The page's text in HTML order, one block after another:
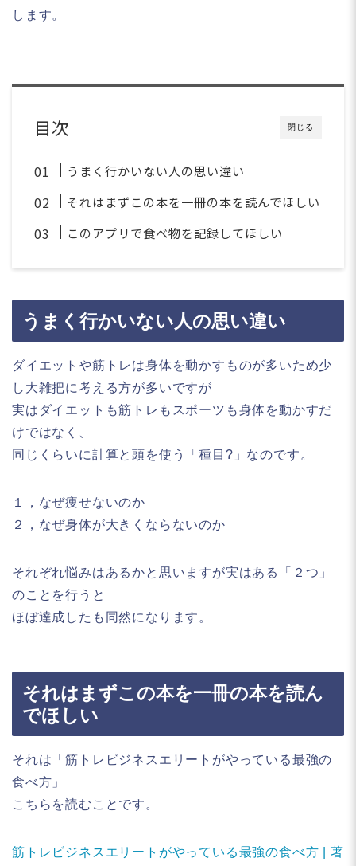
します。
閉じる
目次
うまく行かいない人の思い違い
それはまずこの本を一冊の本を読んでほしい
このアプリで食べ物を記録してほしい
うまく行かいない人の思い違い
ダイエットや筋トレは身体を動かすものが多いため少
し大雑把に考える方が多いですが
実はダイエットも筋トレもスポーツも身体を動かすだ
けではなく、
同じくらいに計算と頭を使う「種目?」なのです。
１，なぜ痩せないのか
２，なぜ身体が大きくならないのか
それぞれ悩みはあるかと思いますが実はある「２つ」
のことを行うと
ほぼ達成したも同然になります。
それはまずこの本を一冊の本を読ん
でほしい
それは「筋トレビジネスエリートがやっている最強の
食べ方」
こちらを読むことです。
筋トレビジネスエリートがやっている最強の食べ方 | 著